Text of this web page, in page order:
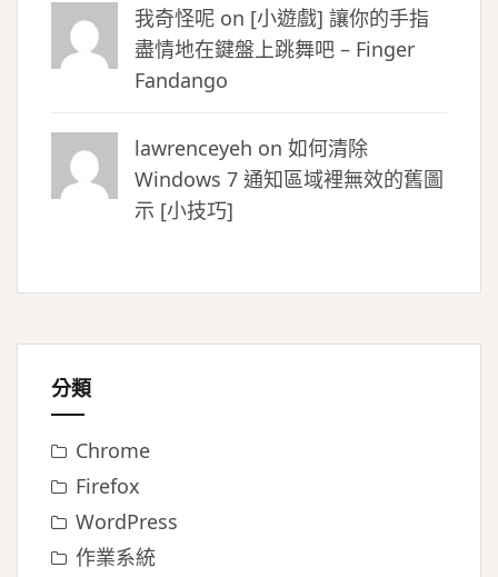
我奇怪呢 on [小遊戲] 讓你的手指
盡情地在鍵盤上跳舞吧 – Finger
Fandango
lawrenceyeh on 如何清除
Windows 7 通知區域裡無效的舊圖
示 [小技巧]
分類
Chrome
Firefox
WordPress
作業系統